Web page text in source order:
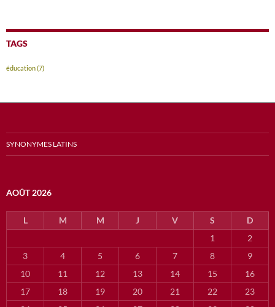
TAGS
éducation(7)
SYNONYMES LATINS
AOÛT 2026
L M M J V S
D
1
2
3
4 5 6 7 8
9
10
11 12 13 14 15
16
17
18 19 20 21 22
23